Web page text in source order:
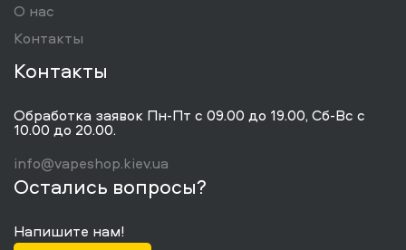
О нас
Контакты
Контакты
Обработка заявок Пн-Пт с 09.00 до 19.00, Сб-Вс с
10.00 до 20.00.
info@vapeshop.kiev.ua
Остались вопросы?
Напишите нам!